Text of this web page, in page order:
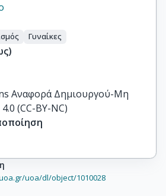
Γυναίκες
Αναφορά Δημιουργού-Μη
(CC-BY-NC)
uoa/dl/object/1010028